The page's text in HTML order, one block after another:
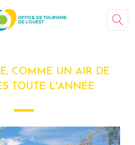
COMME UN AIR DE
TOUTE L'ANNÉE